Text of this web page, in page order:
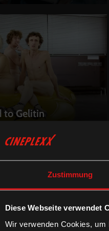
Zustimmung
Diese Webseite verwendet
Wir verwenden Cookies,
to Gelitin